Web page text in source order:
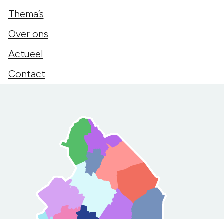
Thema’s
Over ons
Actueel
Contact